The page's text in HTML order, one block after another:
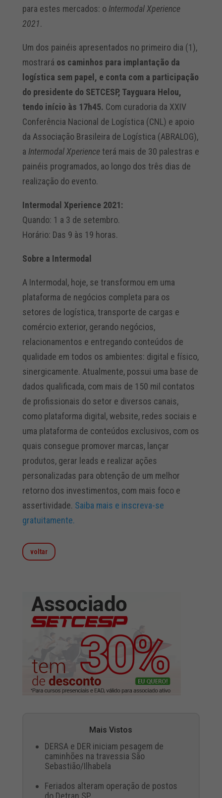
para estes mercados: o Intermodal Xperience
2021.
Um dos painéis apresentados no primeiro dia (1),
mostrará os caminhos para implantação da
logística sem papel, e conta com a participação
do presidente do SETCESP, Tayguara Helou,
tendo início às 17h45. Com curadoria da XXIV
Conferência Nacional de Logística (CNL) e apoio
da Associação Brasileira de Logística (ABRALOG),
a Intermodal Xperienceterá mais de 30 palestras e
painéis programados, ao longo dos três dias de
realização do evento.
Intermodal Xperience 2021:
Quando: 1 a 3 de setembro.
Horário: Das 9 às 19 horas.
Sobre a Intermodal
A Intermodal, hoje, se transformou em uma
plataforma de negócios completa para os
setores de logística, transporte de cargas e
comércio exterior, gerando negócios,
relacionamentos e entregando conteúdos de
qualidade em todos os ambientes: digital e físico,
sinergicamente. Atualmente, possui uma base de
dados qualificada, com mais de 150 mil contatos
de profissionais do setor e diversos canais,
como plataforma digital, website, redes sociais e
uma plataforma de conteúdos exclusivos, com os
quais consegue promover marcas, lançar
produtos, gerar leads e realizar ações
personalizadas para obtenção de um melhor
retorno dos investimentos, com mais foco e
assertividade. Saiba mais e inscreva-se
gratuitamente.
voltar
Mais Vistos
DERSA e DER iniciam pesagem de
caminhões na travessia São
Sebastião/Ilhabela
Feriados alteram operação de postos
do Detran.SP